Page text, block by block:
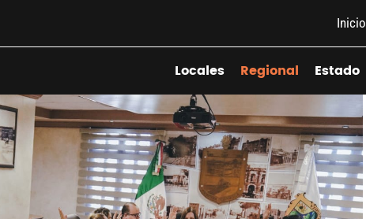
Inicio
Locales Regional Estado